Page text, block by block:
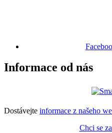
Informace od nás
Dostávejte informace z našeho
Chci se